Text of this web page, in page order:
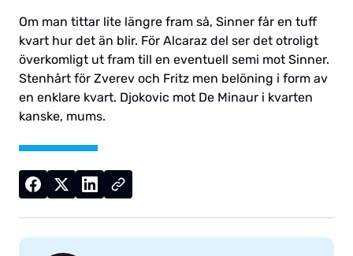
Om man tittar lite längre fram så, Sinner får en tuff
kvart hur det än blir. För Alcaraz del ser det otroligt
överkomligt ut fram till en eventuell semi mot Sinner.
Stenhårt för Zverev och Fritz men belöning i form av
en enklare kvart. Djokovic mot De Minaur i kvarten
kanske, mums.